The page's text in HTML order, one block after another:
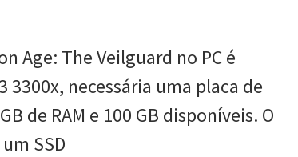
Age: The Veilguard no PC é
3300x, necessária uma placa de
de RAM e 100 GB disponíveis. O
SSD